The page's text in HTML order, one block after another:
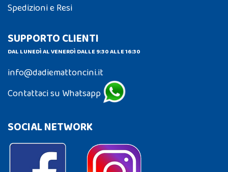
Spedizioni e Resi
SUPPORTO CLIENTI
DAL LUNEDÌ AL VENERDÌ DALLE 9:30 ALLE 16:30
info@dadiemattoncini.it
Contattaci su Whatsapp
SOCIAL NETWORK